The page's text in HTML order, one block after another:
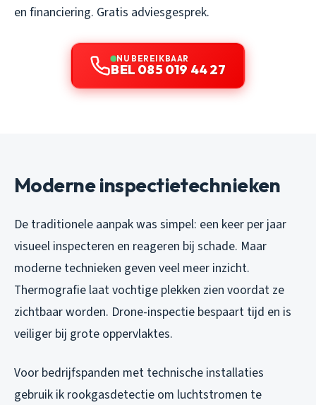
en financiering. Gratis adviesgesprek.
NU BEREIKBAAR
BEL 085 019 44 27
Moderne inspectietechnieken
De traditionele aanpak was simpel: een keer per jaar
visueel inspecteren en reageren bij schade. Maar
moderne technieken geven veel meer inzicht.
Thermografie laat vochtige plekken zien voordat ze
zichtbaar worden. Drone-inspectie bespaart tijd en is
veiliger bij grote oppervlaktes.
Voor bedrijfspanden met technische installaties
gebruik ik rookgasdetectie om luchtstromen te